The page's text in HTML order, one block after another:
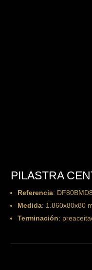
PILASTRA
Referencia:
Medida: 1.860x80x80
Terminación: